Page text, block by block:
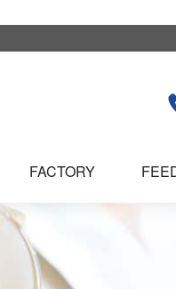
FACTORY